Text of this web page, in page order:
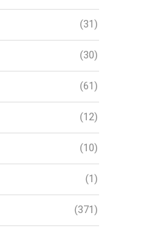
(31)
(30)
(61)
(12)
(10)
(1)
(371)